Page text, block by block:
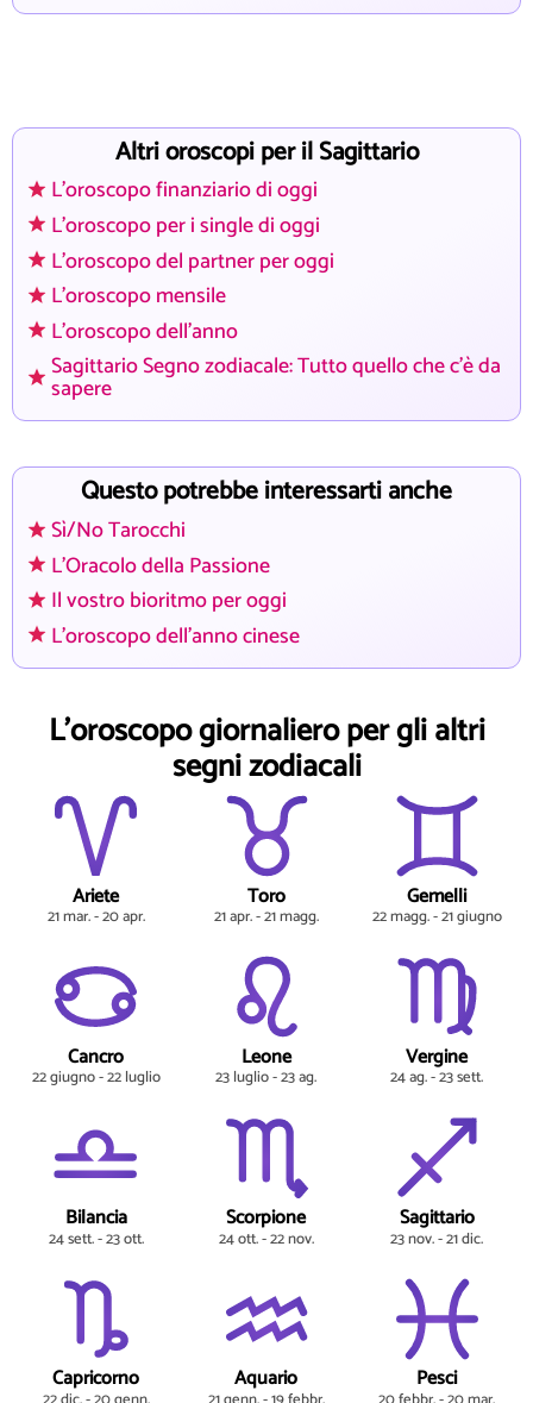
Altri oroscopi per il Sagittario
L'oroscopo finanziario di oggi
L'oroscopo per i single di oggi
L'oroscopo del partner per oggi
L'oroscopo mensile
L'oroscopo dell'anno
Sagittario Segno zodiacale: Tutto quello che c'è da
sapere
Questo potrebbe interessarti anche
Sì/No Tarocchi
L'Oracolo della Passione
Il vostro bioritmo per oggi
L'oroscopo dell'anno cinese
L'oroscopo giornaliero per gli altri
segni zodiacali
Ariete
21 mar. - 20 apr.
Toro
21 apr. - 21 magg.
Gemelli
22 magg. - 21 giugno
Cancro
22 giugno - 22 luglio
Leone
23 luglio - 23 ag.
Vergine
24 ag. - 23 sett.
Bilancia
24 sett. - 23 ott.
Scorpione
24 ott. - 22 nov.
Sagittario
23 nov. - 21 dic.
Capricorno Aquario Pesci